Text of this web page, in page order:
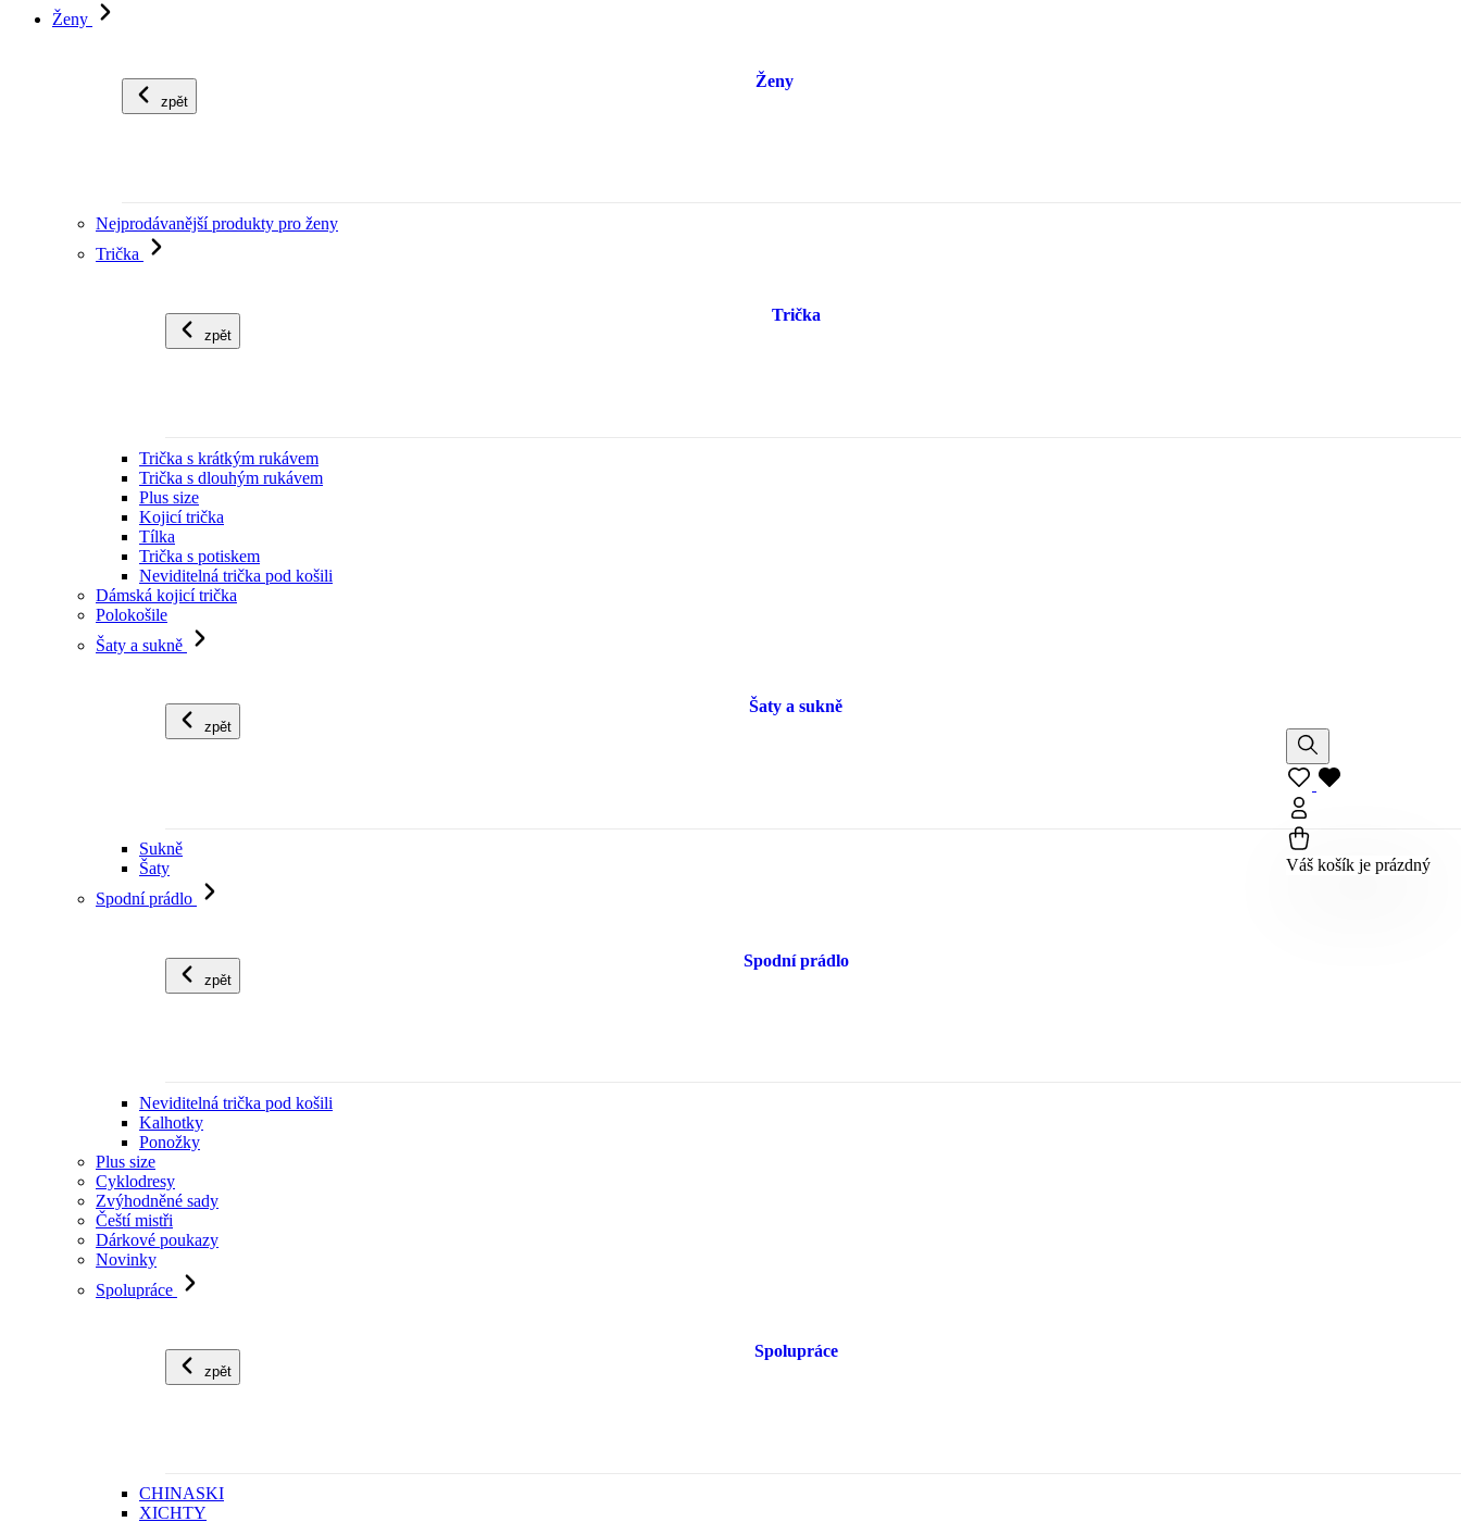
Ženy
zpět
Ženy
Nejprodávanější produkty pro ženy
Trička
zpět
Trička
Trička s krátkým rukávem
Trička s dlouhým rukávem
Plus size
Kojicí trička
Tílka
Trička s potiskem
Neviditelná trička pod košili
Dámská kojicí trička
Polokošile
Šaty a sukně
zpět
Šaty a sukně
Sukně
Šaty
Spodní prádlo
zpět
Spodní prádlo
Neviditelná trička pod košili
Kalhotky
Ponožky
Plus size
Cyklodresy
Zvýhodněné sady
Čeští mistři
Dárkové poukazy
Novinky
Spolupráce
zpět
Spolupráce
CHINASKI
XICHTY
Váš košík je prázdný